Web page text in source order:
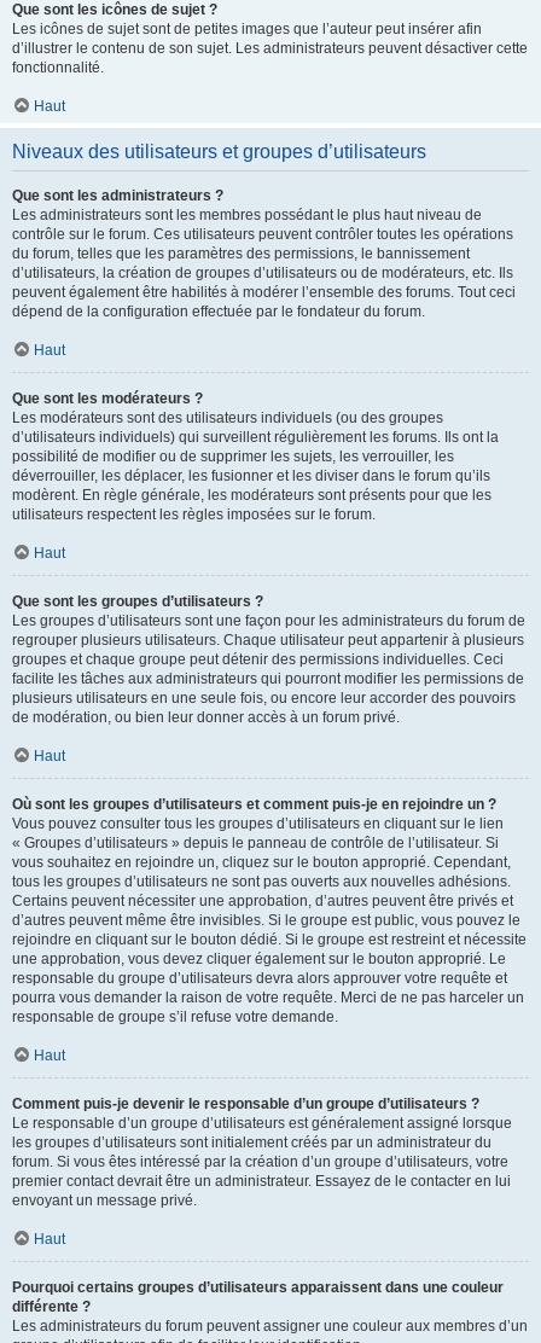
Que sont les icônes de sujet ?
Les icônes de sujet sont de petites images que l’auteur peut insérer afin
d’illustrer le contenu de son sujet. Les administrateurs peuvent désactiver cette
fonctionnalité.
Haut
Niveaux des utilisateurs et groupes d’utilisateurs
Que sont les administrateurs ?
Les administrateurs sont les membres possédant le plus haut niveau de
contrôle sur le forum. Ces utilisateurs peuvent contrôler toutes les opérations
du forum, telles que les paramètres des permissions, le bannissement
d’utilisateurs, la création de groupes d’utilisateurs ou de modérateurs, etc. Ils
peuvent également être habilités à modérer l’ensemble des forums. Tout ceci
dépend de la configuration effectuée par le fondateur du forum.
Haut
Que sont les modérateurs ?
Les modérateurs sont des utilisateurs individuels (ou des groupes
d’utilisateurs individuels) qui surveillent régulièrement les forums. Ils ont la
possibilité de modifier ou de supprimer les sujets, les verrouiller, les
déverrouiller, les déplacer, les fusionner et les diviser dans le forum qu’ils
modèrent. En règle générale, les modérateurs sont présents pour que les
utilisateurs respectent les règles imposées sur le forum.
Haut
Que sont les groupes d’utilisateurs ?
Les groupes d’utilisateurs sont une façon pour les administrateurs du forum de
regrouper plusieurs utilisateurs. Chaque utilisateur peut appartenir à plusieurs
groupes et chaque groupe peut détenir des permissions individuelles. Ceci
facilite les tâches aux administrateurs qui pourront modifier les permissions de
plusieurs utilisateurs en une seule fois, ou encore leur accorder des pouvoirs
de modération, ou bien leur donner accès à un forum privé.
Haut
Où sont les groupes d’utilisateurs et comment puis-je en rejoindre un ?
Vous pouvez consulter tous les groupes d’utilisateurs en cliquant sur le lien
« Groupes d’utilisateurs » depuis le panneau de contrôle de l’utilisateur. Si
vous souhaitez en rejoindre un, cliquez sur le bouton approprié. Cependant,
tous les groupes d’utilisateurs ne sont pas ouverts aux nouvelles adhésions.
Certains peuvent nécessiter une approbation, d’autres peuvent être privés et
d’autres peuvent même être invisibles. Si le groupe est public, vous pouvez le
rejoindre en cliquant sur le bouton dédié. Si le groupe est restreint et nécessite
une approbation, vous devez cliquer également sur le bouton approprié. Le
responsable du groupe d’utilisateurs devra alors approuver votre requête et
pourra vous demander la raison de votre requête. Merci de ne pas harceler un
responsable de groupe s’il refuse votre demande.
Haut
Comment puis-je devenir le responsable d’un groupe d’utilisateurs ?
Le responsable d’un groupe d’utilisateurs est généralement assigné lorsque
les groupes d’utilisateurs sont initialement créés par un administrateur du
forum. Si vous êtes intéressé par la création d’un groupe d’utilisateurs, votre
premier contact devrait être un administrateur. Essayez de le contacter en lui
envoyant un message privé.
Haut
Pourquoi certains groupes d’utilisateurs apparaissent dans une couleur
différente ?
Les administrateurs du forum peuvent assigner une couleur aux membres d’un